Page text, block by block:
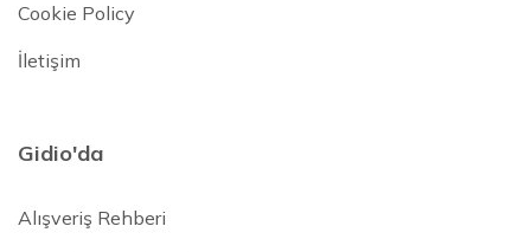
Cookie Policy
İletişim
Gidio'da
Alışveriş Rehberi